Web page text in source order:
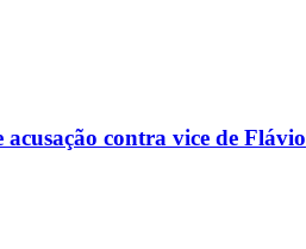
contra vice de Flávio